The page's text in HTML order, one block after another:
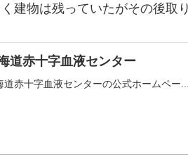
建物は残っていたがその後取
道赤十字血液センター
道赤十字血液センターの公式ホームペー...